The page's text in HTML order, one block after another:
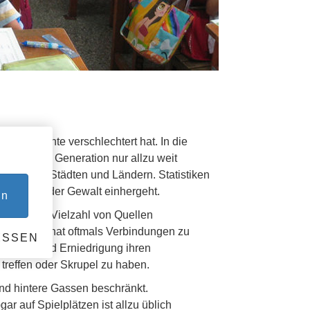
Jahrzehnte verschlechtert hat. In die
jüngeren Generation nur allzu weit
Städten und Ländern. Statistiken
Gewalt einhergeht.
eine Vielzahl von Quellen
und hat oftmals Verbindungen zu
Mittel und Erniedrigung ihren
oder Skrupel zu haben.
hintere Gassen beschränkt.
auf Spielplätzen ist allzu üblich